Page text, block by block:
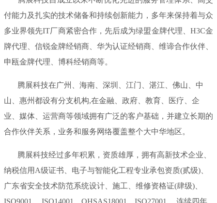
付能力及扎实的技术储备和持续创新能力，多年来保持着与众
多业界领先IT厂商紧密合作，先后成为绿盟金牌代理、H3C金
牌代理、信锐金牌经销商、华为认证经销商、维谛合作伙伴、
申瓯金牌代理、博科经销商等。
腾展科技在广州、海南、深圳、江门、湛江、佛山、中
山、惠州都设有分支机构,在金融、政府、教育、医疗、企
业、媒体、运营商等领域拥有广泛的客户基础，并建立长期的
合作伙伴关系，业务和服务网络覆盖整个大中华地区。
腾展科技经过多年积累，资质雄厚，拥有高新技术企业、
纳税信用A级证书、电子与智能化工程专业承包资质(贰级)、
广东省安全技术防范系统设计、施工、维修资格证(肆级)、
ISO9001、 ISO14001、OHSAS18001、ISO27001、 连续四年